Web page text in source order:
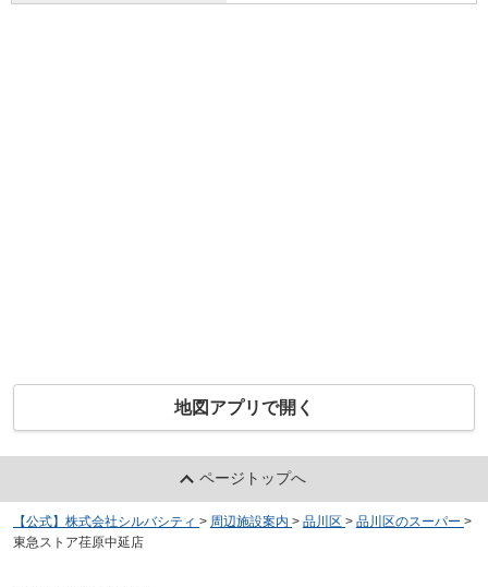
地図アプリで開く
ページトップへ
【公式】株式会社シルバシティ > 周辺施設案内 > 品川区 > 品川区のスーパー >
東急ストア荏原中延店